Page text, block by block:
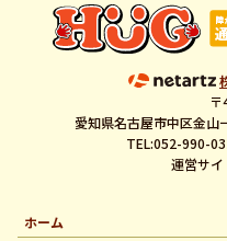
愛知県名古屋市中区金山
TEL:052-990-
運営サイ
ホーム